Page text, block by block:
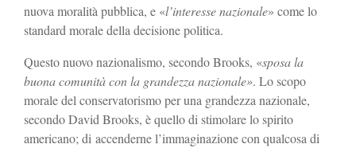
nuova moralità pubblica, e «l’interesse nazionale» come lo
standard morale della decisione politica.
Questo nuovo nazionalismo, secondo Brooks, «sposa la
buona comunità con la grandezza nazionale». Lo scopo
morale del conservatorismo per una grandezza nazionale,
secondo David Brooks, è quello di stimolare lo spirito
americano; di accenderne l’immaginazione con qualcosa di